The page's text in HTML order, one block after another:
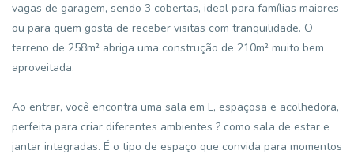
vagas de garagem, sendo 3 cobertas, ideal para famílias maiores
ou para quem gosta de receber visitas com tranquilidade. O
terreno de 258m² abriga uma construção de 210m² muito bem
aproveitada.
Ao entrar, você encontra uma sala em L, espaçosa e acolhedora,
perfeita para criar diferentes ambientes ? como sala de estar e
jantar integradas. É o tipo de espaço que convida para momentos